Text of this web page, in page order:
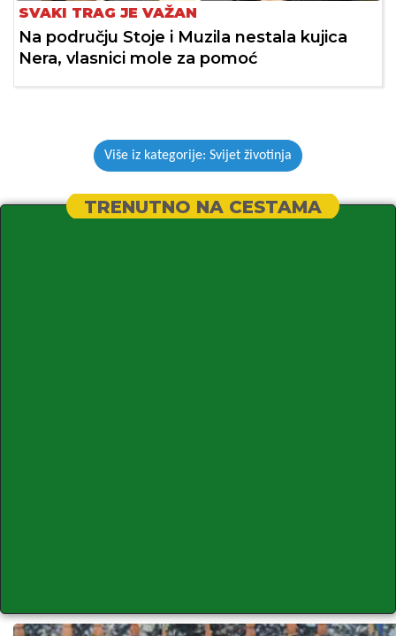
SVAKI TRAG JE VAŽAN
Na području Stoje i Muzila nestala kujica
Nera, vlasnici mole za pomoć
Više iz kategorije: Svijet životinja
TRENUTNO NA CESTAMA